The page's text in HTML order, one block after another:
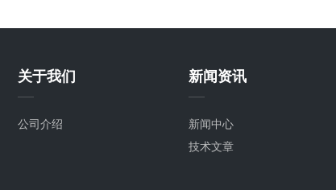
关于我们
公司介绍
新闻资讯
新闻中心
技术文章